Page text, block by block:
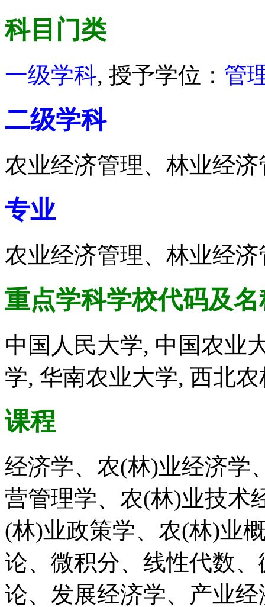
科目门类
一级学科, 授予学位： 管
二级学科
农业经济管理、林业经济
专业
农业经济管理、林业经
重点学科学校代码及名
中国人民大学, 中国农业
学, 华南农业大学, 西北
课程
经济学、农(林)业经济学
营管理学、农(林)业技术
(林)业政策学、农(林)业
论、微积分、线性代数
论、发展经济学、产业